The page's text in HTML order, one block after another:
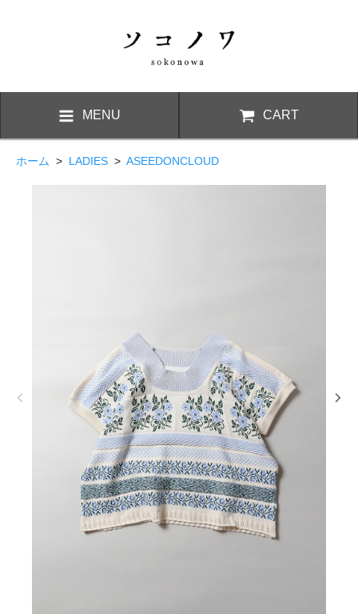
MENU CART
ホーム > LADIES > ASEEDONCLOUD